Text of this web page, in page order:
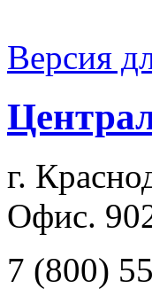
Версия
г.
Офис.
7 (800)